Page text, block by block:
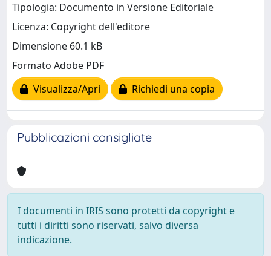
Tipologia: Documento in Versione Editoriale
Licenza: Copyright dell'editore
Dimensione 60.1 kB
Formato Adobe PDF
Visualizza/Apri
Richiedi una copia
Pubblicazioni consigliate
I documenti in IRIS sono protetti da copyright e
tutti i diritti sono riservati, salvo diversa
indicazione.